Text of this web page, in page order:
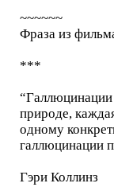
~~~~~~
Фраза из
***
“Галлюцинации
природе,
одному
галлюцинации
Гэри Коллинз